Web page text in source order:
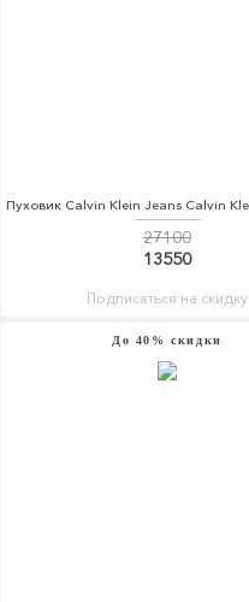
27100
13550
Подписаться на скидку
До 40% скидки